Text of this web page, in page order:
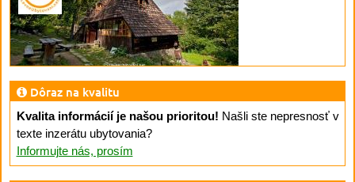
Dôraz na kvalitu
Kvalita informácií je našou prioritou! Našli ste nepresnosť v
texte inzerátu ubytovania?
Informujte nás, prosím